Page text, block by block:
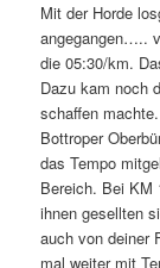
Mit der Horde
angegangen…..
die 05:30/km.
Dazu kam noch
schaffen
Bottroper
das Tempo
Bereich. Bei KM
ihnen gesellten
auch von deiner
mal weiter mit